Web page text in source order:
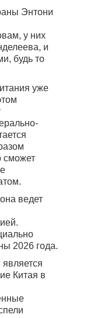
Энтони
у них
и
будь то
уже
сможет
ведет
2026 года.
Китая в